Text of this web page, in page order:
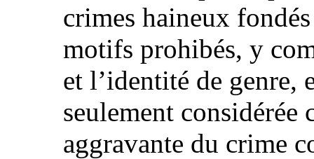
crimes haineux
motifs prohibés, y
et l’identité de genre,
seulement considérée
aggravante du crime